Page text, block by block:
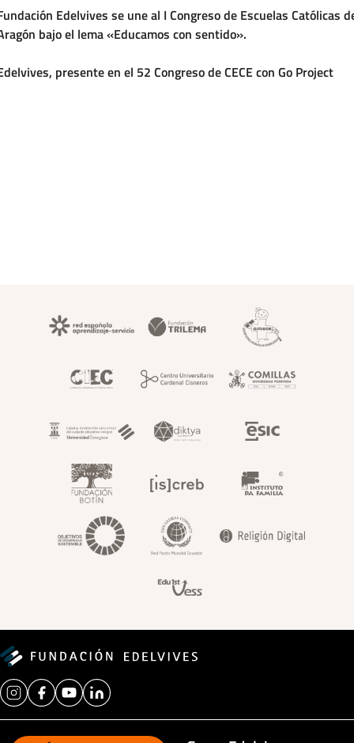
Edelvives se une al I Congreso de Escuelas Católicas
bajo el lema «Educamos con sentido».
presente en el 52 Congreso de CECE con Go Project